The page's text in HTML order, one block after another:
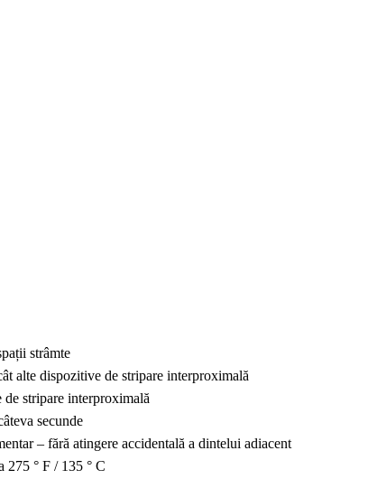
strâmte
alte dispozitive de stripare interproximală
de stripare interproximală
secunde
– fără atingere accidentală a dintelui adiacent
275 ° F / 135 ° C